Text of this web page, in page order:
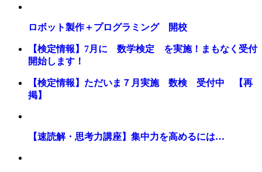
ロボット製作＋プログラミング 開校
【検定情報】7月に 数学検定 を実施！まもなく受付
開始します！
【検定情報】ただいま７月実施 数検 受付中 【再
掲】
【速読解・思考力講座】集中力を高めるには…